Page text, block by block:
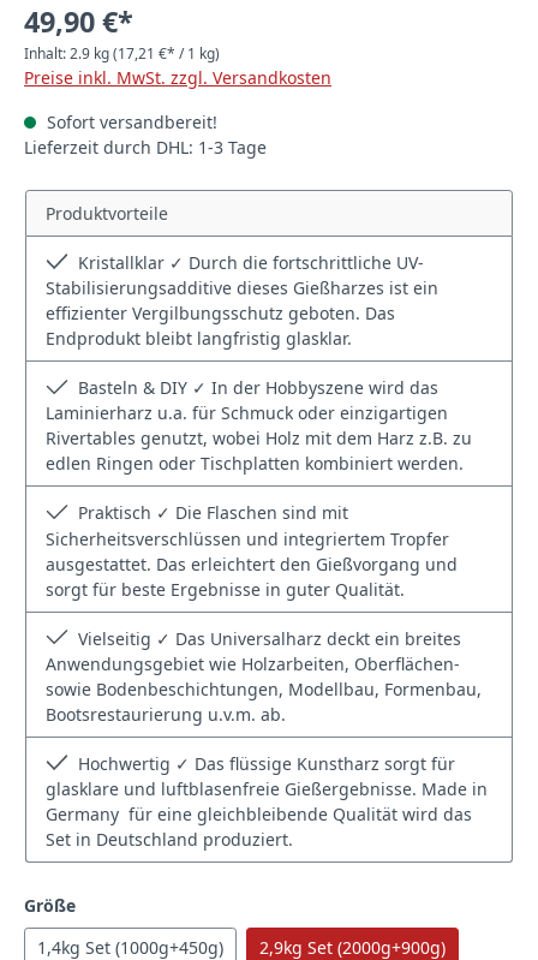
49,90 €*
Inhalt:2.9 kg(17,21 €* / 1 kg)
Preise inkl. MwSt. zzgl. Versandkosten
Sofort versandbereit!
Lieferzeit durch DHL: 1-3 Tage
Produktvorteile
Kristallklar ✓ Durch die fortschrittliche UV-
Stabilisierungsadditive dieses Gießharzes ist ein
effizienter Vergilbungsschutz geboten. Das
Endprodukt bleibt langfristig glasklar.
Basteln & DIY ✓ In der Hobbyszene wird das
Laminierharz u.a. für Schmuck oder einzigartigen
Rivertables genutzt, wobei Holz mit dem Harz z.B. zu
edlen Ringen oder Tischplatten kombiniert werden.
Praktisch ✓ Die Flaschen sind mit
Sicherheitsverschlüssen und integriertem Tropfer
ausgestattet. Das erleichtert den Gießvorgang und
sorgt für beste Ergebnisse in guter Qualität.
Vielseitig ✓ Das Universalharz deckt ein breites
Anwendungsgebiet wie Holzarbeiten, Oberflächen-
sowie Bodenbeschichtungen, Modellbau, Formenbau,
Bootsrestaurierung u.v.m. ab.
Hochwertig ✓ Das flüssige Kunstharz sorgt für
glasklare und luftblasenfreie Gießergebnisse. Made in
Germany  für eine gleichbleibende Qualität wird das
Set in Deutschland produziert.
Größeauswählen
1,4kg Set (1000g+450g)
2,9kg Set (2000g+900g)